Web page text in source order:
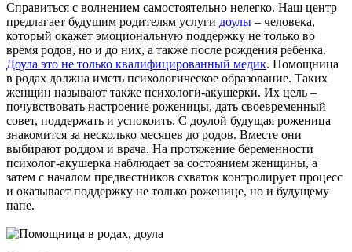
Справиться с волнением самостоятельно нелегко. Наш центр
предлагает будущим родителям услуги доулы – человека,
который окажет эмоциональную поддержку не только во
время родов, но и до них, а также после рождения ребенка.
Доула это не только квалифицированный медик. Помощница
в родах должна иметь психологическое образование. Таких
женщин называют также психологи-акушерки. Их цель –
почувствовать настроение роженицы, дать своевременный
совет, поддержать и успокоить. С доулой будущая роженица
знакомится за несколько месяцев до родов. Вместе они
выбирают роддом и врача. На протяжение беременности
психолог-акушерка наблюдает за состоянием женщины, а
затем с началом предвестников схваток контролирует процесс
и оказывает поддержку не только роженице, но и будущему
папе.